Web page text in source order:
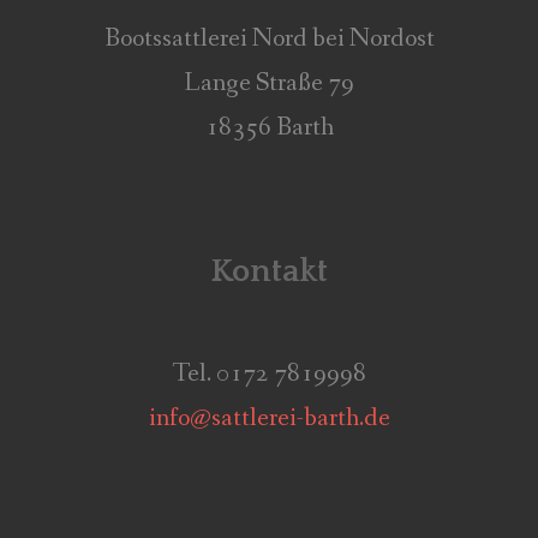
Bootssattlerei Nord bei Nordost
Lange Straße 79
18356 Barth
Kontakt
Tel. 0172 7819998
info@sattlerei-barth.de